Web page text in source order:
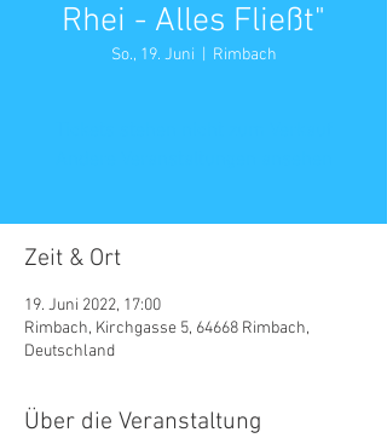
Rhei - Alles Fließt"
So., 19. Juni Rimbach
Zeit & Ort
19. Juni 2022, 17:00
Rimbach, Kirchgasse 5, 64668 Rimbach,
Deutschland
Über die Veranstaltung